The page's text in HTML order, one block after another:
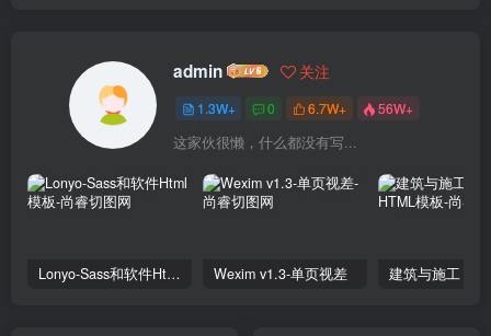
admin 关注
1.3W+ 0 6.7W+ 56W+
这家伙很懒，什么都没有写...
Lonyo-Sass和软件Html模板 Wexim v1.3-单页视差